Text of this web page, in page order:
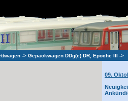
-> Gepäckwagen DDg(e) DR, Epoche III ->
09.